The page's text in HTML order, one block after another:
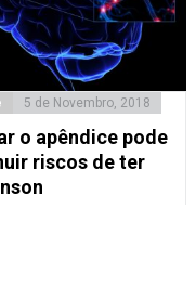
5 de Novembro, 2018
o apêndice pode
riscos de ter